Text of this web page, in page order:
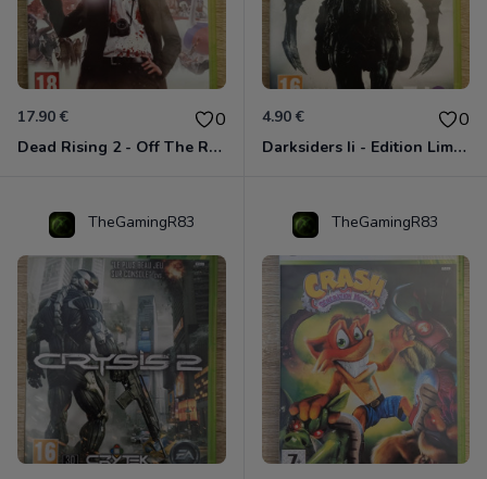
17.90 € 0
Dead Rising 2 - Off The Record Xbox 360
4.90 € 0
Darksiders Ii - Edition Limitée Xbox 360
TheGamingR83 TheGamingR83